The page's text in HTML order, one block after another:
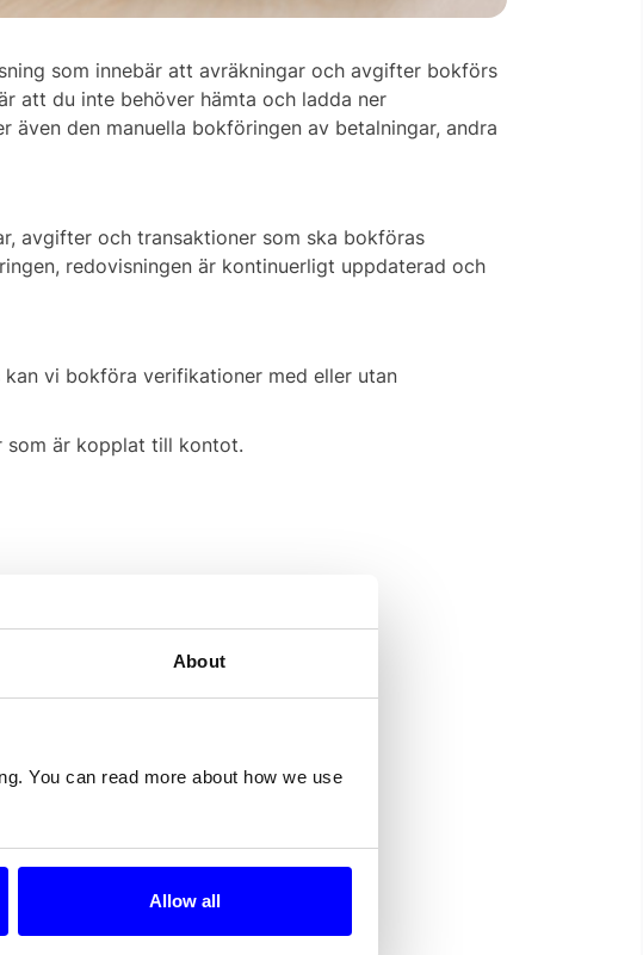
About
You can read more about how we use
Allow all
som innebär att avräkningar och avgifter bokförs
att du inte behöver hämta och ladda ner
den manuella bokföringen av betalningar, andra
avgifter och transaktioner som ska bokföras
redovisningen är kontinuerligt uppdaterad och
vi bokföra verifikationer med eller utan
som är kopplat till kontot.